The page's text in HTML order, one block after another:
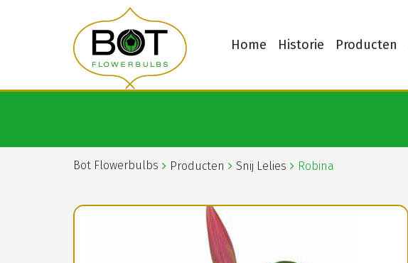
Home Historie Producten
Bot Flowerbulbs Producten Snij Lelies Robina